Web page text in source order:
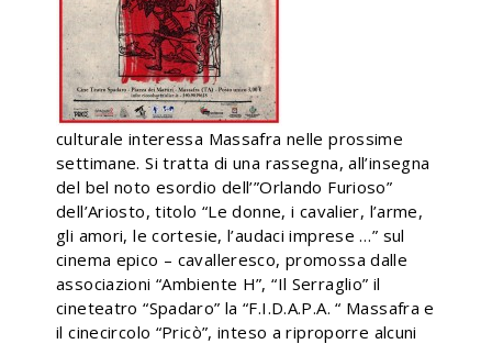
culturale interessa Massafra nelle prossime
settimane. Si tratta di una rassegna, all’insegna
del bel noto esordio dell’”Orlando Furioso”
dell’Ariosto, titolo “Le donne, i cavalier, l’arme,
gli amori, le cortesie, l’audaci imprese …” sul
cinema epico – cavalleresco, promossa dalle
associazioni “Ambiente H”, “Il Serraglio” il
cineteatro “Spadaro” la “F.I.D.A.P.A. “ Massafra e
il cinecircolo “Pricò”, inteso a riproporre alcuni